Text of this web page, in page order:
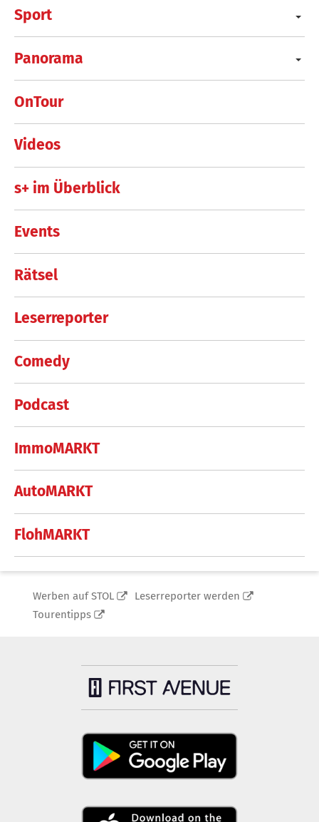
Sport
Panorama
OnTour
Videos
s+ im Überblick
Events
Rätsel
Leserreporter
Comedy
Podcast
ImmoMARKT
AutoMARKT
FlohMARKT
Werben auf STOL
Leserreporter werden
Tourentipps